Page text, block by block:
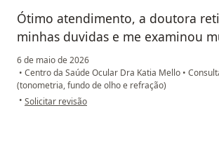
Ótimo atendimento, a doutora
minhas duvidas e me examinou
6 de maio de 2026
• Centro da Saúde Ocular Dra Katia Mello •
(tonometria, fundo de olho e refração)
• na opinião do utilizador Renata
Solicitar revisão